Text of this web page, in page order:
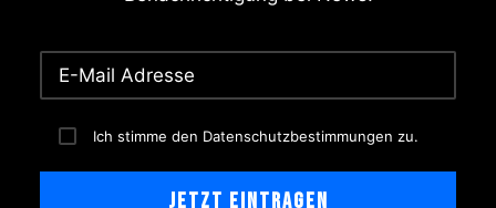
Ich stimme den Datenschutzbestimmungen zu.